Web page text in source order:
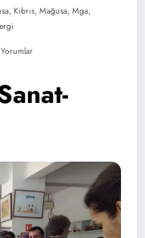
, Kıbrıs, Mağusa, Mga,